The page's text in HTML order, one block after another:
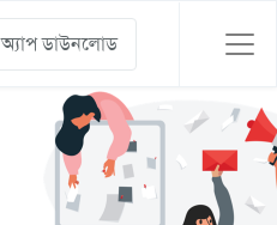
অ্যাপ ডাউনলোড